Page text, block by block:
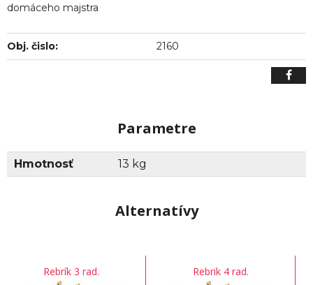
domáceho majstra
Obj. čislo: 2160
Parametre
Hmotnosť 13 kg
Alternatívy
Rebrík 3 rad. Rebrik 4 rad.